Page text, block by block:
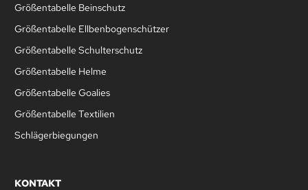
Größentabelle Beinschutz
Größentabelle Ellbenbogenschützer
Größentabelle Schulterschutz
Größentabelle Helme
Größentabelle Goalies
Größentabelle Textilien
Schlägerbiegungen
KONTAKT